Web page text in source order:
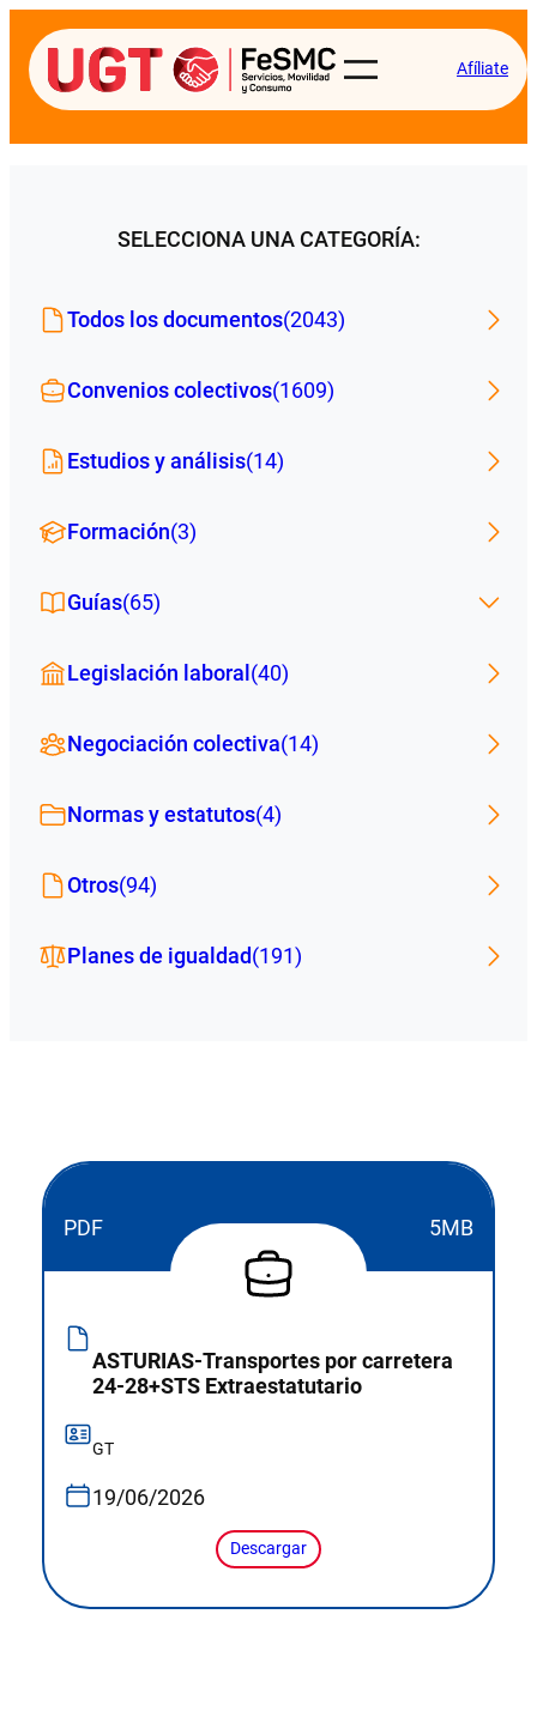
Afíliate
SELECCIONA UNA CATEGORÍA:
Todos los documentos(2043)
Convenios colectivos(1609)
Estudios y análisis(14)
Formación(3)
Guías(65)
Legislación laboral (40)
Negociación colectiva(14)
Normas y estatutos(4)
Otros(94)
Planes de igualdad(191)
PDF 5MB
ASTURIAS-Transportes por carretera
24-28+STS Extraestatutario
GT
19/06/2026
Descargar